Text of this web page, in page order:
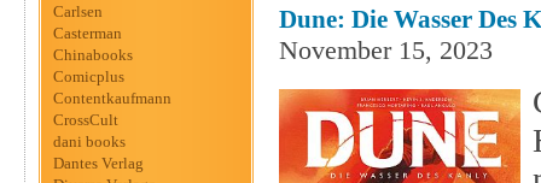
Carlsen
Casterman
Chinabooks
Comicplus
Contentkaufmann
CrossCult
dani books
Dantes Verlag
Dune: Die Wasser Des
November 15, 2023